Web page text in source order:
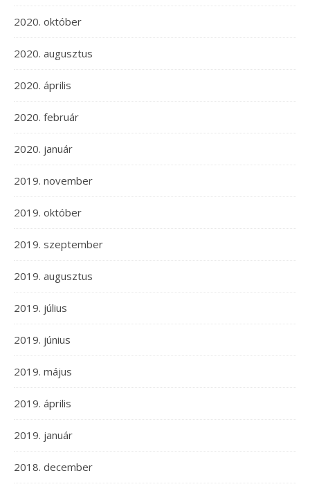
2020. október
2020. augusztus
2020. április
2020. február
2020. január
2019. november
2019. október
2019. szeptember
2019. augusztus
2019. július
2019. június
2019. május
2019. április
2019. január
2018. december